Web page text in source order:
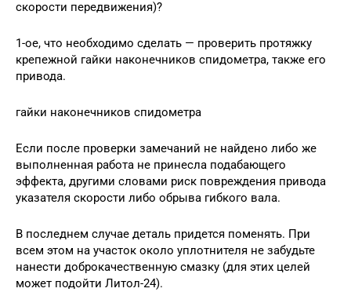
скорости передвижения)?
1-ое, что необходимо сделать — проверить протяжку
крепежной гайки наконечников спидометра, также его
привода.
гайки наконечников спидометра
Если после проверки замечаний не найдено либо же
выполненная работа не принесла подабающего
эффекта, другими словами риск повреждения привода
указателя скорости либо обрыва гибкого вала.
В последнем случае деталь придется поменять. При
всем этом на участок около уплотнителя не забудьте
нанести доброкачественную смазку (для этих целей
может подойти Литол-24).